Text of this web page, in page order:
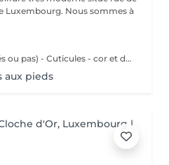
Nous sommes à
- Coupes des ongles ( incarnés ou pas) - Cuticules - cor et durillons - Petit massage - Pose de vernis semi-permanent couleur ( Si vous voulez une french, veuillez svp cocher l'onglet french en plus)
aux pieds